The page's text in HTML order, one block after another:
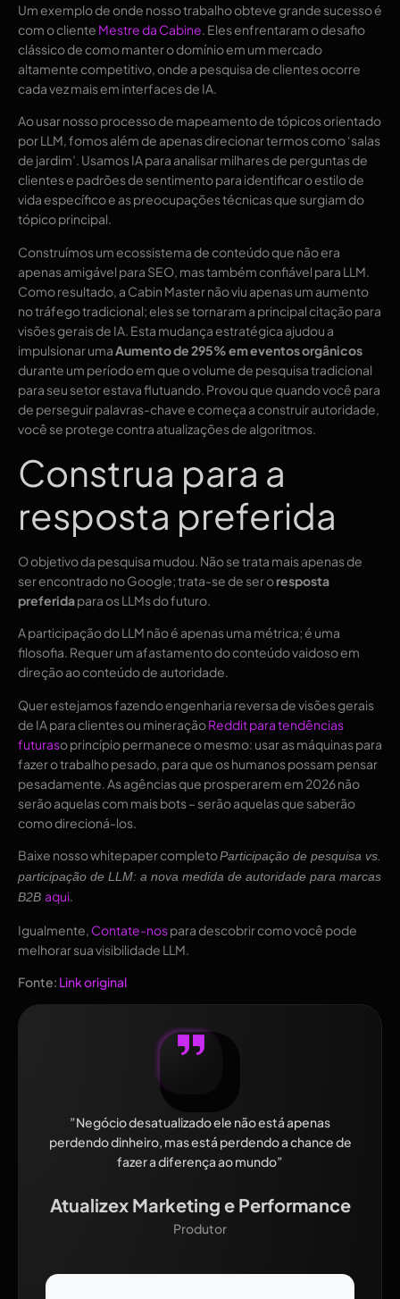
Um exemplo de onde nosso trabalho obteve grande sucesso é
com o cliente Mestre da Cabine. Eles enfrentaram o desafio
clássico de como manter o domínio em um mercado
altamente competitivo, onde a pesquisa de clientes ocorre
cada vez mais em interfaces de IA.
Ao usar nosso processo de mapeamento de tópicos orientado
por LLM, fomos além de apenas direcionar termos como ‘salas
de jardim’. Usamos IA para analisar milhares de perguntas de
clientes e padrões de sentimento para identificar o estilo de
vida específico e as preocupações técnicas que surgiam do
tópico principal.
Construímos um ecossistema de conteúdo que não era
apenas amigável para SEO, mas também confiável para LLM.
Como resultado, a Cabin Master não viu apenas um aumento
no tráfego tradicional; eles se tornaram a principal citação para
visões gerais de IA. Esta mudança estratégica ajudou a
impulsionar umaAumento de 295% em eventos orgânicos
durante um período em que o volume de pesquisa tradicional
para seu setor estava flutuando. Provou que quando você para
de perseguir palavras-chave e começa a construir autoridade,
você se protege contra atualizações de algoritmos.
Construa para a
resposta preferida
O objetivo da pesquisa mudou. Não se trata mais apenas de
ser encontrado no Google; trata-se de ser oresposta
preferidapara os LLMs do futuro.
A participação do LLM não é apenas uma métrica; é uma
filosofia. Requer um afastamento do conteúdo vaidoso em
direção ao conteúdo de autoridade.
Quer estejamos fazendo engenharia reversa de visões gerais
de IA para clientes ou mineraçãoReddit para tendências
futuraso princípio permanece o mesmo: usar as máquinas para
fazer o trabalho pesado, para que os humanos possam pensar
pesadamente. As agências que prosperarem em 2026 não
serão aquelas com mais bots – serão aquelas que saberão
como direcioná-los.
Baixe nosso whitepaper completoParticipação de pesquisa vs.
participação de LLM: a nova medida de autoridade para marcas
B2B aqui.
Igualmente, Contate-nospara descobrir como você pode
melhorar sua visibilidade LLM.
Fonte: Link original
”Negócio desatualizado ele não está apenas
perdendo dinheiro, mas está perdendo a chance de
fazer a diferença ao mundo”
Atualizex Marketing e Performance
Produtor